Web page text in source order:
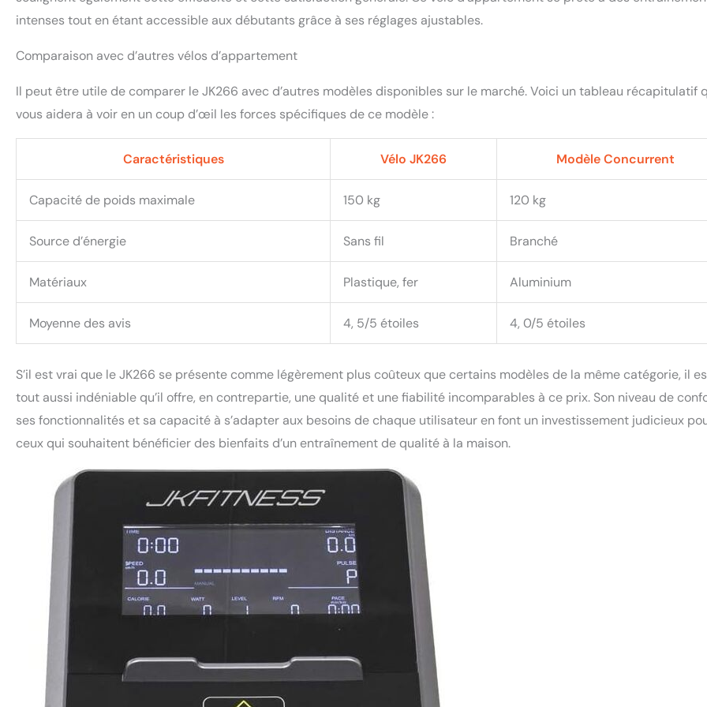
intenses tout en étant accessible aux débutants grâce à ses réglages ajustables.
Comparaison avec d’autres vélos d’appartement
Il peut être utile de comparer le JK266 avec d’autres modèles disponibles sur le marché. Voici un tableau récapitulatif
vous aidera à voir en un coup d’œil les forces spécifiques de ce modèle :
Caractéristiques Vélo JK266 Modèle Concurrent
Capacité de poids maximale 150 kg 120 kg
Source d’énergie Sans fil Branché
Matériaux Plastique, fer Aluminium
Moyenne des avis 4, 5/5 étoiles 4, 0/5 étoiles
S’il est vrai que le JK266 se présente comme légèrement plus coûteux que certains modèles de la même catégorie, il
tout aussi indéniable qu’il offre, en contrepartie, une qualité et une fiabilité incomparables à ce prix. Son niveau de
ses fonctionnalités et sa capacité à s’adapter aux besoins de chaque utilisateur en font un investissement judicieux
ceux qui souhaitent bénéficier des bienfaits d’un entraînement de qualité à la maison.